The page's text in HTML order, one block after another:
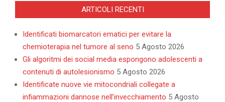
ARTICOLI RECENTI
Identificati biomarcatori ematici per evitare la
chemioterapia nel tumore al seno 5 Agosto 2026
Gli algoritmi dei social media espongono adolescenti a
contenuti di autolesionismo 5 Agosto 2026
Identificate nuove vie mitocondriali collegate a
infiammazioni dannose nell’invecchiamento 5 Agosto